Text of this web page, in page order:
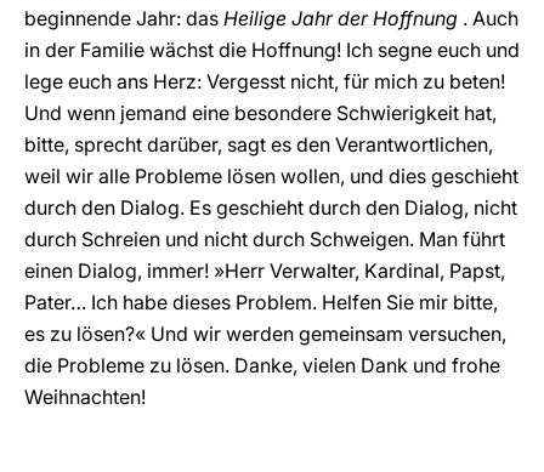
beginnende Jahr: das Heilige Jahr der Hoffnung . Auch
in der Familie wächst die Hoffnung! Ich segne euch und
lege euch ans Herz: Vergesst nicht, für mich zu beten!
Und wenn jemand eine besondere Schwierigkeit hat,
bitte, sprecht darüber, sagt es den Verantwortlichen,
weil wir alle Probleme lösen wollen, und dies geschieht
durch den Dialog. Es geschieht durch den Dialog, nicht
durch Schreien und nicht durch Schweigen. Man führt
einen Dialog, immer! »Herr Verwalter, Kardinal, Papst,
Pater… Ich habe dieses Problem. Helfen Sie mir bitte,
es zu lösen?« Und wir werden gemeinsam versuchen,
die Probleme zu lösen. Danke, vielen Dank und frohe
Weihnachten!